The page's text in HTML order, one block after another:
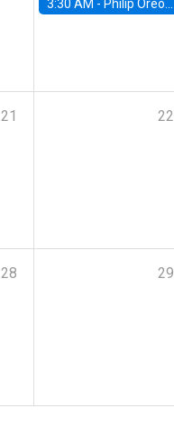
3:30 AM - Philip Oreopolous, University of Toronto
21 22
28 29